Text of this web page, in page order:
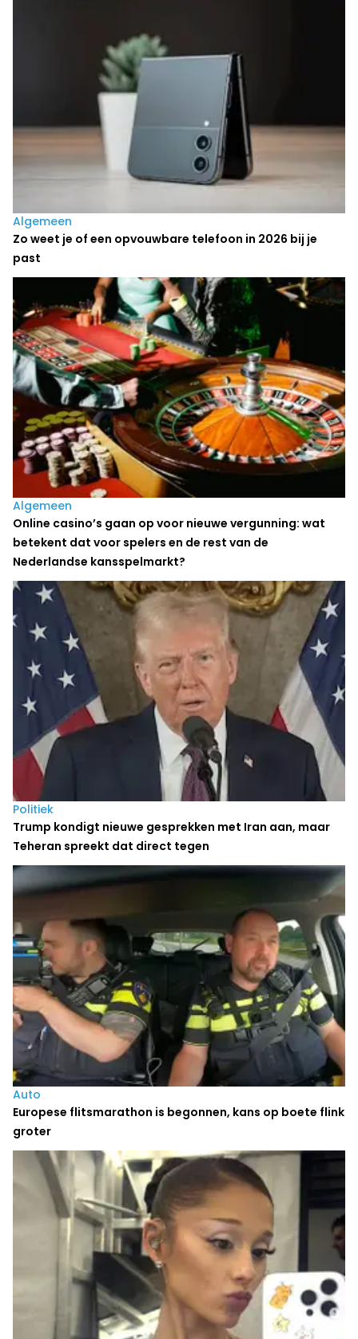
Algemeen
Zo weet je of een opvouwbare telefoon in 2026 bij je
past
Algemeen
Online casino’s gaan op voor nieuwe vergunning: wat
betekent dat voor spelers en de rest van de
Nederlandse kansspelmarkt?
Politiek
Trump kondigt nieuwe gesprekken met Iran aan, maar
Teheran spreekt dat direct tegen
Auto
Europese flitsmarathon is begonnen, kans op boete flink
groter